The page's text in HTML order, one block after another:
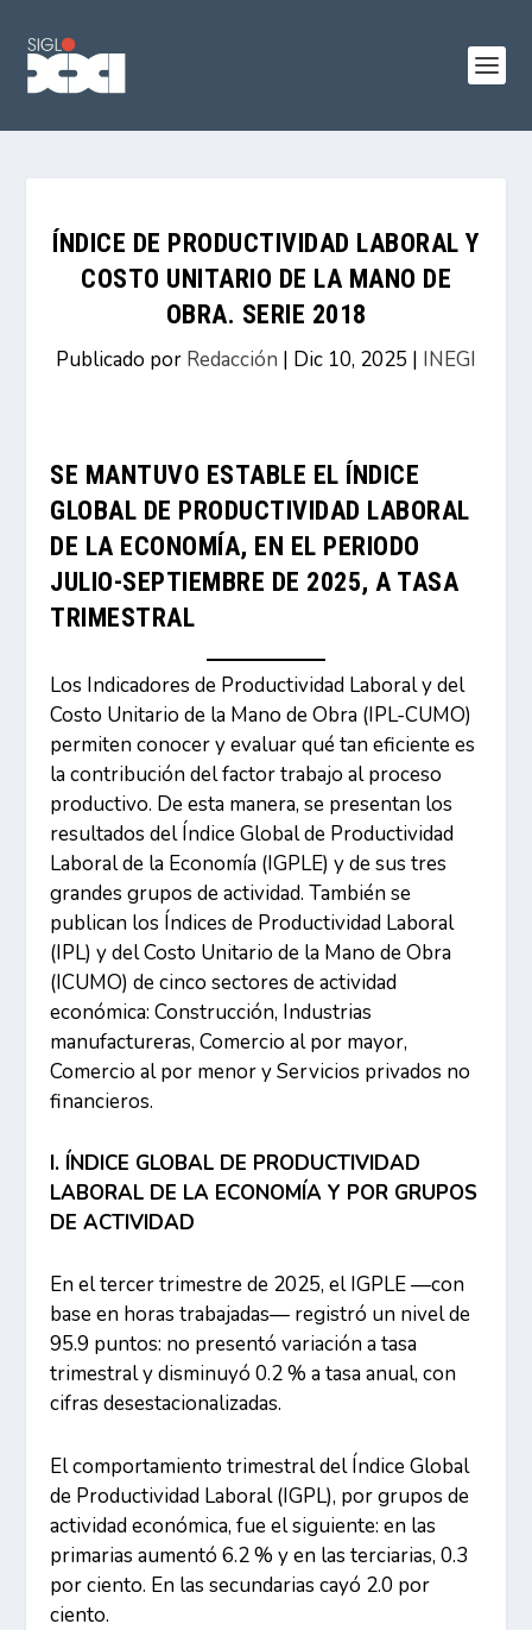
ÍNDICE DE PRODUCTIVIDAD LABORAL Y
COSTO UNITARIO DE LA MANO DE
OBRA. SERIE 2018
Publicado por Redacción | Dic 10, 2025 | INEGI
SE MANTUVO ESTABLE EL ÍNDICE
GLOBAL DE PRODUCTIVIDAD LABORAL
DE LA ECONOMÍA, EN EL PERIODO
JULIO-SEPTIEMBRE DE 2025, A TASA
TRIMESTRAL
Los Indicadores de Productividad Laboral y del
Costo Unitario de la Mano de Obra (IPL-CUMO)
permiten conocer y evaluar qué tan eficiente es
la contribución del factor trabajo al proceso
productivo. De esta manera, se presentan los
resultados del Índice Global de Productividad
Laboral de la Economía (IGPLE) y de sus tres
grandes grupos de actividad. También se
publican los Índices de Productividad Laboral
(IPL) y del Costo Unitario de la Mano de Obra
(ICUMO) de cinco sectores de actividad
económica: Construcción, Industrias
manufactureras, Comercio al por mayor,
Comercio al por menor y Servicios privados no
financieros.
I. ÍNDICE GLOBAL DE PRODUCTIVIDAD
LABORAL DE LA ECONOMÍA Y POR GRUPOS
DE ACTIVIDAD
En el tercer trimestre de 2025, el IGPLE —con
base en horas trabajadas— registró un nivel de
95.9 puntos: no presentó variación a tasa
trimestral y disminuyó 0.2 % a tasa anual, con
cifras desestacionalizadas.
El comportamiento trimestral del Índice Global
de Productividad Laboral (IGPL), por grupos de
actividad económica, fue el siguiente: en las
primarias aumentó 6.2 % y en las terciarias, 0.3
por ciento. En las secundarias cayó 2.0 por
ciento.